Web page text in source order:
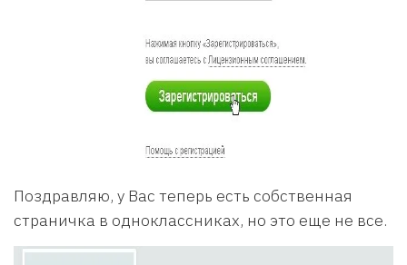
Поздравляю, у Вас теперь есть собственная
страничка в одноклассниках, но это еще не все.